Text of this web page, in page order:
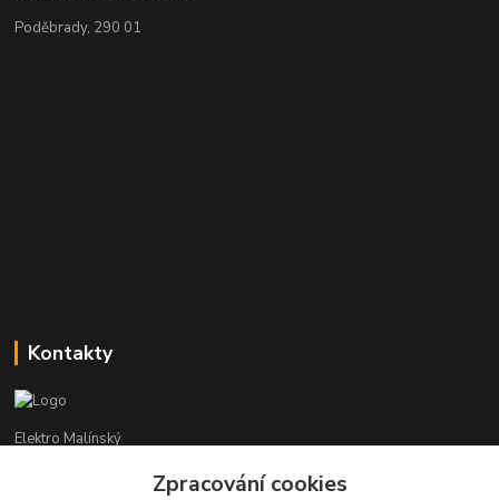
Poděbrady, 290 01
Kontakty
Elektro Malínský
Zpracování cookies